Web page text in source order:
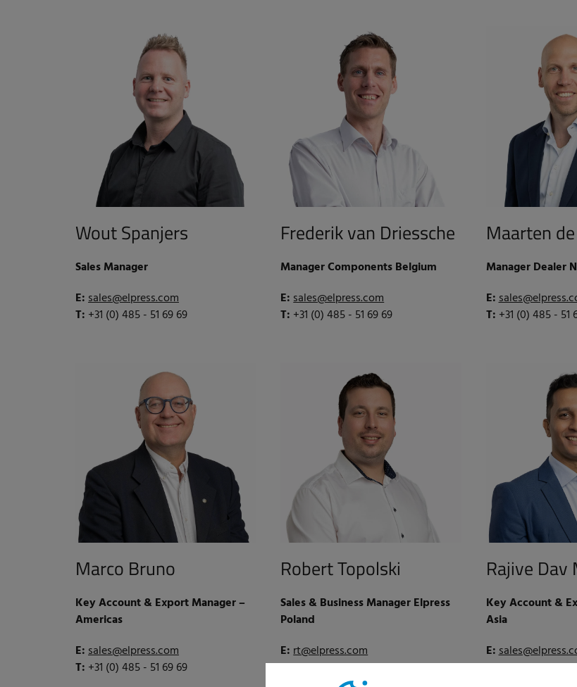
Wout Spanjers
Sales Manager
E:sales@elpress.com
T: +31 (0) 485 - 51 69 69
Frederik van Driessche
Manager Components Belgium
E:sales@elpress.com
T: +31 (0) 485 - 51 69 69
Maarten
Manager Dealer
E:
T: +31 (0) 485 - 51
Marco Bruno
Key Account & Export Manager –
Americas
E:sales@elpress.com
T: +31 (0) 485 - 51 69 69
Robert Topolski
Sales & Business Manager Elpress
Poland
E:rt@elpress.com
T:+48 (0)536 00 00 36
Rajive Dav
Key Account &
Asia
E:
T:+60 12 600 3265